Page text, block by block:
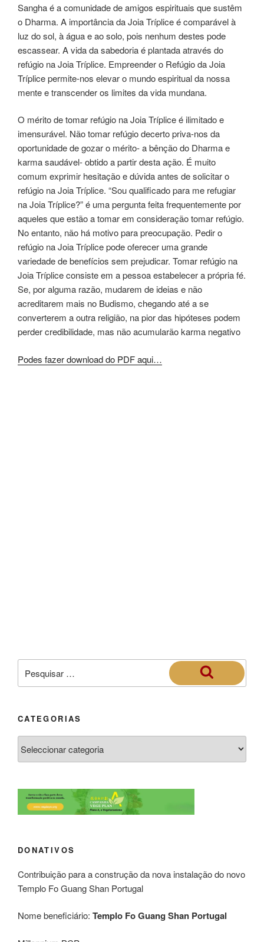
Sangha é a comunidade de amigos espirituais que sustêm
o Dharma. A importância da Joia Tríplice é comparável à
luz do sol, à água e ao solo, pois nenhum destes pode
escassear. A vida da sabedoria é plantada através do
refúgio na Joia Tríplice. Empreender o Refúgio da Joia
Tríplice permite-nos elevar o mundo espiritual da nossa
mente e transcender os limites da vida mundana.
O mérito de tomar refúgio na Joia Tríplice é ilimitado e
imensurável. Não tomar refúgio decerto priva-nos da
oportunidade de gozar o mérito- a bênção do Dharma e
karma saudável- obtido a partir desta ação. É muito
comum exprimir hesitação e dúvida antes de solicitar o
refúgio na Joia Tríplice. “Sou qualificado para me refugiar
na Joia Tríplice?” é uma pergunta feita frequentemente por
aqueles que estão a tomar em consideração tomar refúgio.
No entanto, não há motivo para preocupação. Pedir o
refúgio na Joia Tríplice pode oferecer uma grande
variedade de benefícios sem prejudicar. Tomar refúgio na
Joia Tríplice consiste em a pessoa estabelecer a própria fé.
Se, por alguma razão, mudarem de ideias e não
acreditarem mais no Budismo, chegando até a se
converterem a outra religião, na pior das hipóteses podem
perder credibilidade, mas não acumularão karma negativo
Podes fazer download do PDF aqui…
CATEGORIAS
DONATIVOS
Contribuição para a construção da nova instalação do novo
Templo Fo Guang Shan Portugal
Nome beneficiário: Templo Fo Guang Shan Portugal